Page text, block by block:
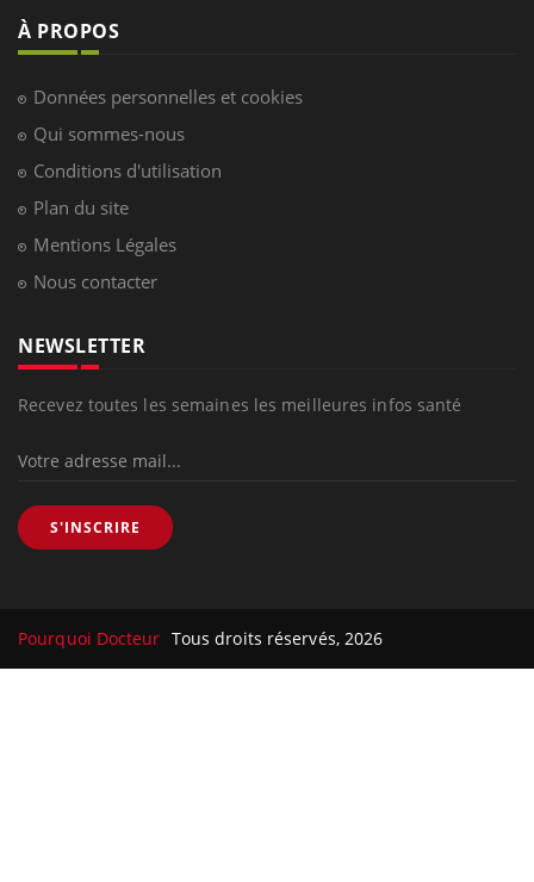
À PROPOS
Données personnelles et cookies
Qui sommes-nous
Conditions d'utilisation
Plan du site
Mentions Légales
Nous contacter
NEWSLETTER
Recevez toutes les semaines les meilleures infos santé
S'INSCRIRE
Pourquoi Docteur Tous droits réservés, 2026